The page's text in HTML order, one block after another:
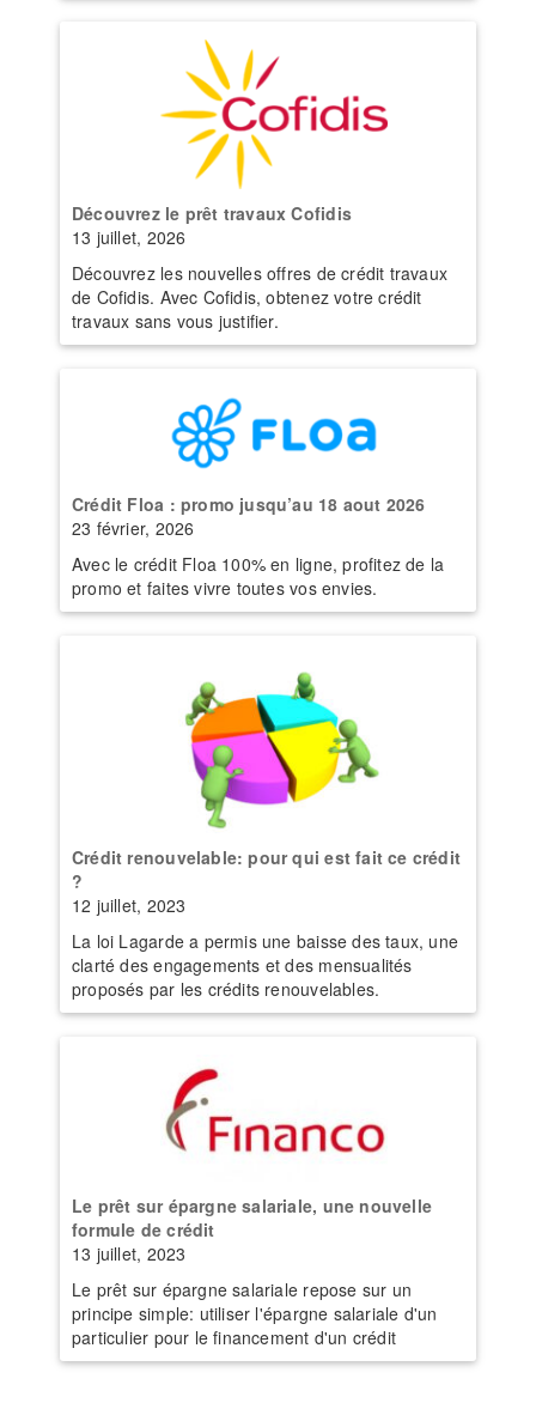
Découvrez le prêt travaux Cofidis
13 juillet, 2026
Découvrez les nouvelles offres de crédit travaux
de Cofidis. Avec Cofidis, obtenez votre crédit
travaux sans vous justifier.
Crédit Floa : promo jusqu’au 18 aout 2026
23 février, 2026
Avec le crédit Floa 100% en ligne, profitez de la
promo et faites vivre toutes vos envies.
Crédit renouvelable: pour qui est fait ce crédit
?
12 juillet, 2023
La loi Lagarde a permis une baisse des taux, une
clarté des engagements et des mensualités
proposés par les crédits renouvelables.
Le prêt sur épargne salariale, une nouvelle
formule de crédit
13 juillet, 2023
Le prêt sur épargne salariale repose sur un
principe simple: utiliser l'épargne salariale d'un
particulier pour le financement d'un crédit